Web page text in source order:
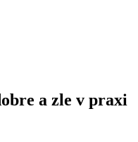
a zle v praxi